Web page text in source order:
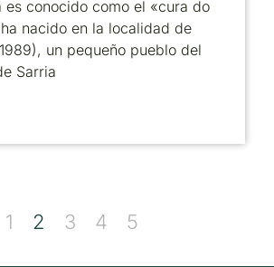
es conocido como el «cura do
nacido en la localidad de
un pequeño pueblo del
Sarria
1 2 3 4 5